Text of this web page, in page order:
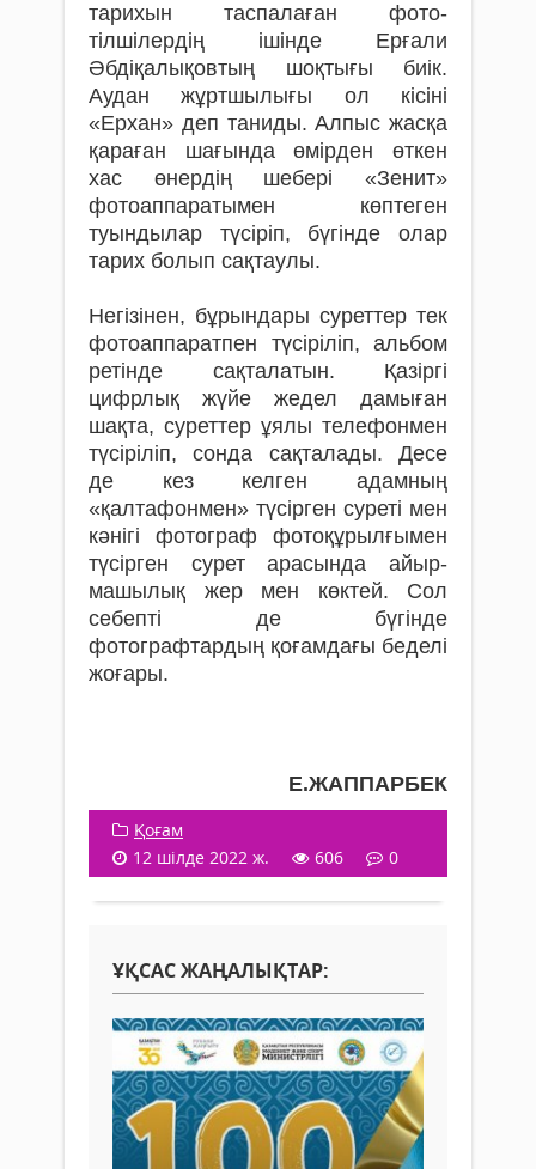
тарихын таспалаған фото­
тілшілердің ішінде Ерғали
Әбдіқалықов­тың шоқтығы биік.
Аудан жұртшылығы ол кісіні
«Ерхан» деп таниды. Алпыс жасқа
қараған шағында өмірден өткен
хас өнердің шебері «Зенит»
фотоаппаратымен көптеген
туындылар түсіріп, бүгінде олар
тарих болып сақ­таулы.
Негізінен, бұрындары суреттер тек
фотоаппаратпен түсіріліп, альбом
ретінде сақ­­талатын. Қазіргі
цифрлық жүйе жедел да­мыған
шақ­та, суреттер ұялы телефонмен
түсіріліп, сонда сақталады. Десе
де кез келген адамның
«қалтафонмен» түсірген суреті мен
кә­нігі фотограф фотоқұрылғымен
түсірген ­сурет арасында айыр­
машылық жер мен көк­тей. Сол
себепті де бүгінде
фотографтардың қо­ғам­дағы беделі
жоғары.
Е.ЖАППАРБЕК
Қоғам
12 шілде 2022 ж.
606 0
ҰҚСАС ЖАҢАЛЫҚТАР: